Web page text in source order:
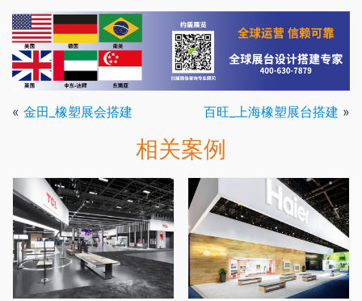
« 金田_橡塑展会搭建 百旺_上海橡塑展台搭建 »
相关案例